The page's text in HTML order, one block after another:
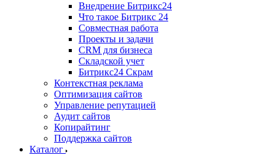
Внедрение Битрикс24
Что такое Битрикс 24
Совместная работа
Проекты и задачи
СRМ для бизнеса
Складской учет
Битрикс24 Скрам
Контекстная реклама
Оптимизация сайтов
Управление репутацией
Аудит сайтов
Копирайтинг
Поддержка сайтов
Каталог